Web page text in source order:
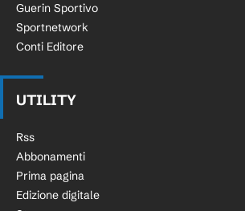
Guerin Sportivo
Sportnetwork
Conti Editore
UTILITY
Rss
Abbonamenti
Prima pagina
Edizione digitale